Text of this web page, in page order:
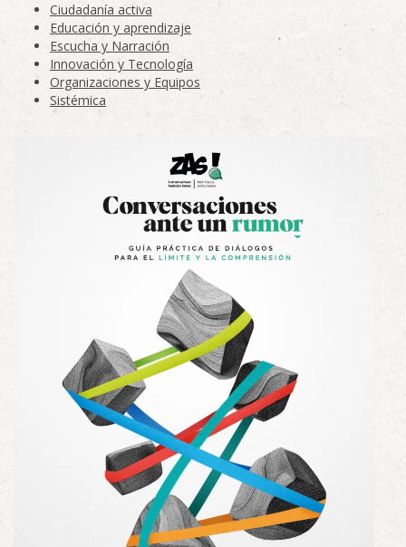
Ciudadanía activa
Educación y aprendizaje
Escucha y Narración
Innovación y Tecnología
Organizaciones y Equipos
Sistémica